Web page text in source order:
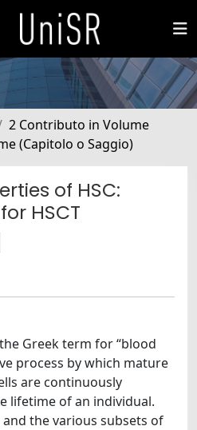
2 Contributo in Volume
(Capitolo o Saggio)
of HSC:
HSCT
Greek term for “blood
process by which mature
are continuously
lifetime of an individual.
the various subsets of